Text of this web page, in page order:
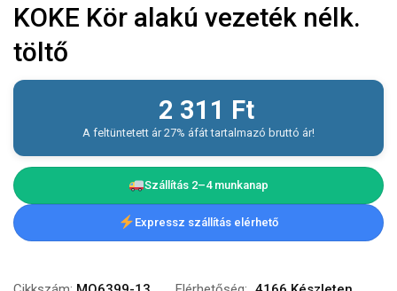
KOKE Kör alakú vezeték nélk.
töltő
2 311 Ft
A feltüntetett ár 27% áfát tartalmazó bruttó ár!
Szállítás 2–4 munkanap
Expressz szállítás elérhető